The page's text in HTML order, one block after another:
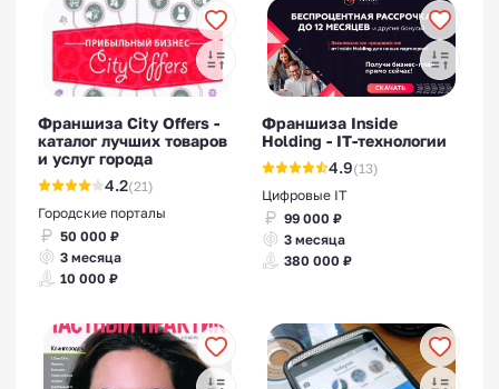
Франшиза City Offers -
каталог лучших товаров
и услуг города
4.2(21)
Городские порталы
50 000 ₽
3 месяца
10 000 ₽
Франшиза Inside
Holding - IT-технологии
4.9(13)
Цифровые IT
99 000 ₽
3 месяца
380 000 ₽